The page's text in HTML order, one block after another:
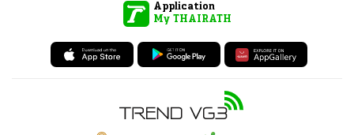
Application
My THAIRATH